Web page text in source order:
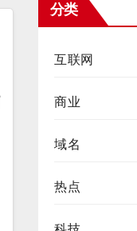
分类
互联网
商业
域名
热点